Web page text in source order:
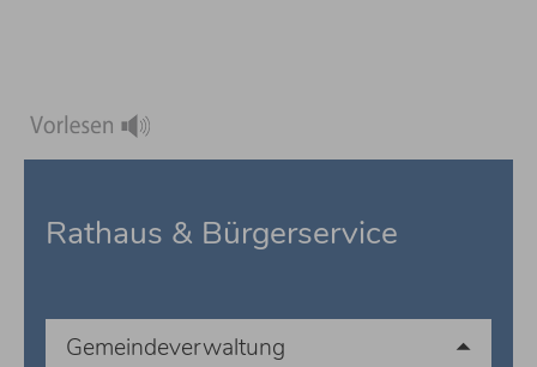
Rathaus & Bürgerservice
Gemeindeverwaltung